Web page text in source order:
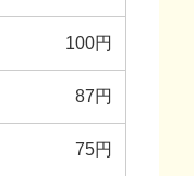
100円
87円
75円